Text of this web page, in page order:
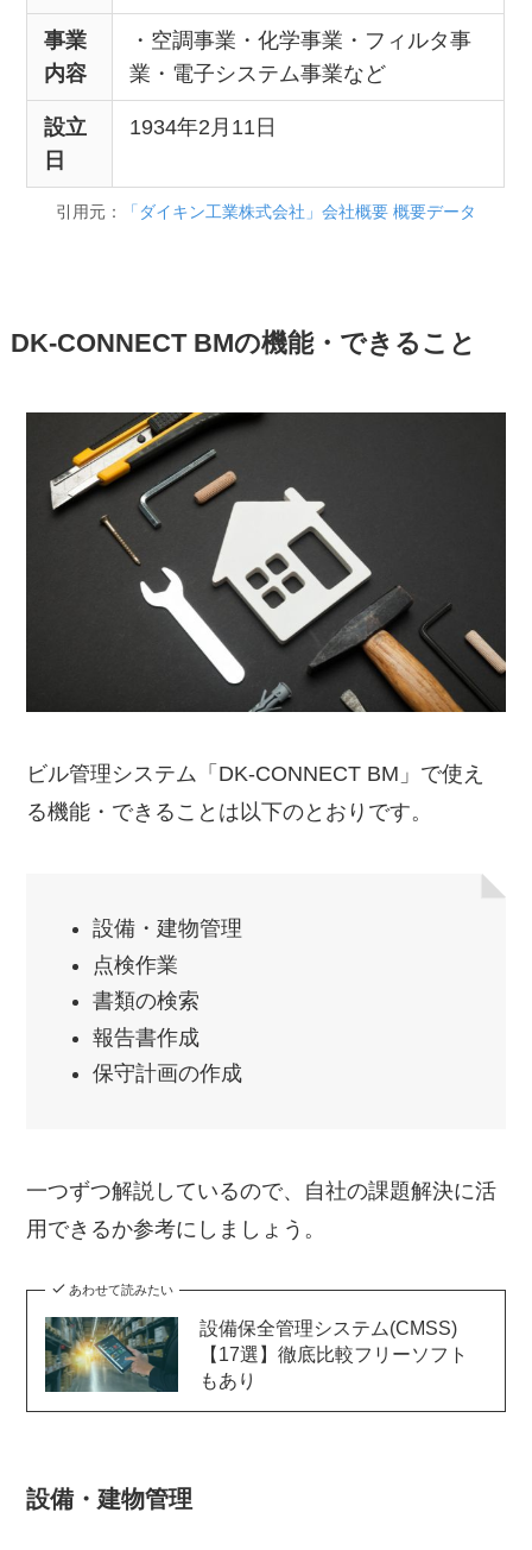
事業
内容
・空調事業・化学事業・フィルタ事
業・電子システム事業など
設立
日
1934年2月11日
引用元： 「ダイキン工業株式会社」会社概要 概要データ
DK-CONNECT BMの機能・できること
ビル管理システム「DK-CONNECT BM」で使え
る機能・できることは以下のとおりです。
設備・建物管理
点検作業
書類の検索
報告書作成
保守計画の作成
一つずつ解説しているので、自社の課題解決に活
用できるか参考にしましょう。
あわせて読みたい
設備保全管理システム(CMSS)
【17選】徹底比較フリーソフト
もあり
設備・建物管理